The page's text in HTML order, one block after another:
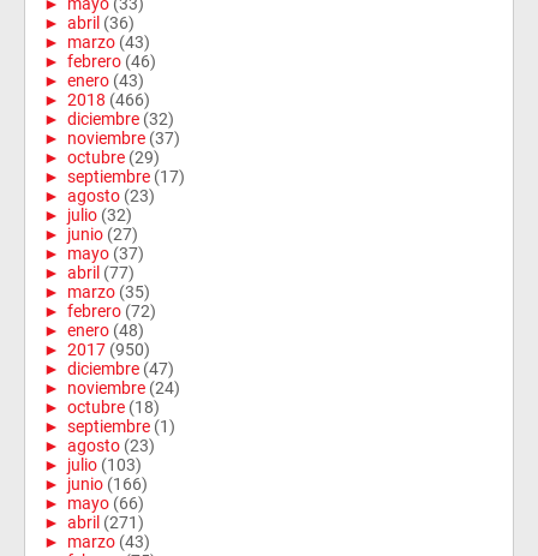
► abril (36)
► marzo (43)
► febrero (46)
► enero (43)
► 2018 (466)
► diciembre (32)
► noviembre (37)
► octubre (29)
► septiembre (17)
► agosto (23)
► julio (32)
► junio (27)
► mayo (37)
► abril (77)
► marzo (35)
► febrero (72)
► enero (48)
► 2017 (950)
► diciembre (47)
► noviembre (24)
► octubre (18)
► septiembre (1)
► agosto (23)
► julio (103)
► junio (166)
► mayo (66)
► abril (271)
► marzo (43)